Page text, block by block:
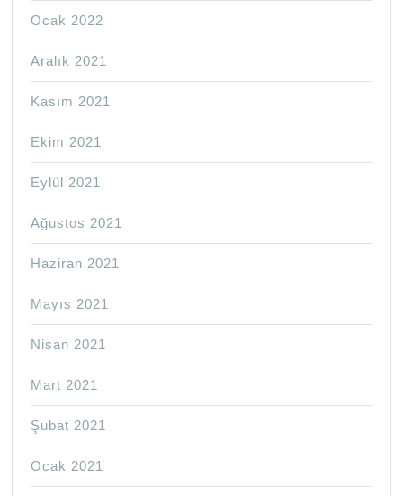
Ocak 2022
Aralık 2021
Kasım 2021
Ekim 2021
Eylül 2021
Ağustos 2021
Haziran 2021
Mayıs 2021
Nisan 2021
Mart 2021
Şubat 2021
Ocak 2021